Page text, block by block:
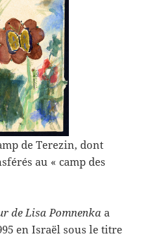
de Terezin, dont
au « camp des
de Lisa Pomnenka a
en Israël sous le titre